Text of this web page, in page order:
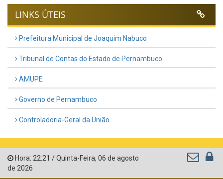
LINKS ÚTEIS
Prefeitura Municipal de Joaquim Nabuco
Tribunal de Contas do Estado de Pernambuco
AMUPE
Governo de Pernambuco
Controladoria-Geral da União
Hora: 22:21 /Quinta-Feira, 06 de agosto
de 2026